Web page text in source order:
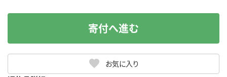
お気に入り
寄付へ進む